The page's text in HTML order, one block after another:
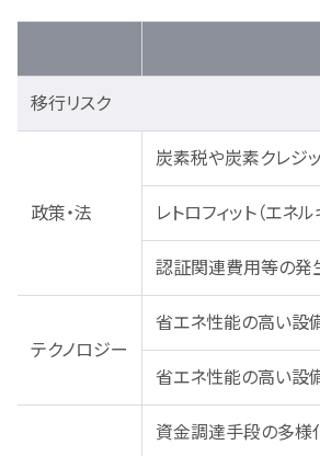
移行リスク
政策・法
炭素税や炭素クレジ
レトロフィット（エ
認証関連費用等の発
テクノロジー
省エネ性能の高い設
省エネ性能の高い設
資金調達手段の多様